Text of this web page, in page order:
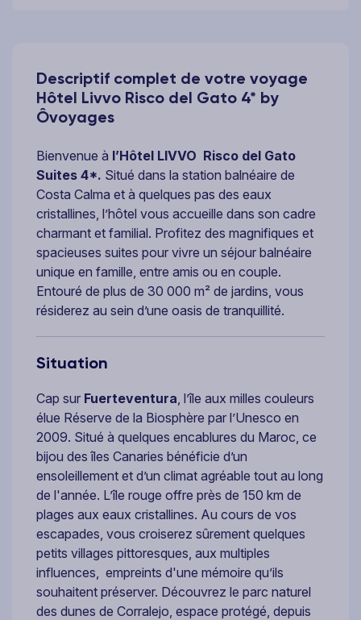
Descriptif complet de votre voyage
Hôtel Livvo Risco del Gato 4* by
Ôvoyages
Bienvenue à l’Hôtel LIVVO Risco del Gato
Suites 4*. Situé dans la station balnéaire de
Costa Calma et à quelques pas des eaux
cristallines, l’hôtel vous accueille dans son cadre
charmant et familial. Profitez des magnifiques et
spacieuses suites pour vivre un séjour balnéaire
unique en famille, entre amis ou en couple.
Entouré de plus de 30 000 m² de jardins, vous
résiderez au sein d’une oasis de tranquillité.
Situation
Cap sur Fuerteventura , l’île aux milles couleurs
élue Réserve de la Biosphère par l’Unesco en
2009. Situé à quelques encablures du Maroc, ce
bijou des îles Canaries bénéficie d’un
ensoleillement et d’un climat agréable tout au long
de l'année. L’île rouge offre près de 150 km de
plages aux eaux cristallines. Au cours de vos
escapades, vous croiserez sûrement quelques
petits villages pittoresques, aux multiples
influences, empreints d'une mémoire qu’ils
souhaitent préserver. Découvrez le parc naturel
des dunes de Corralejo, espace protégé, depuis